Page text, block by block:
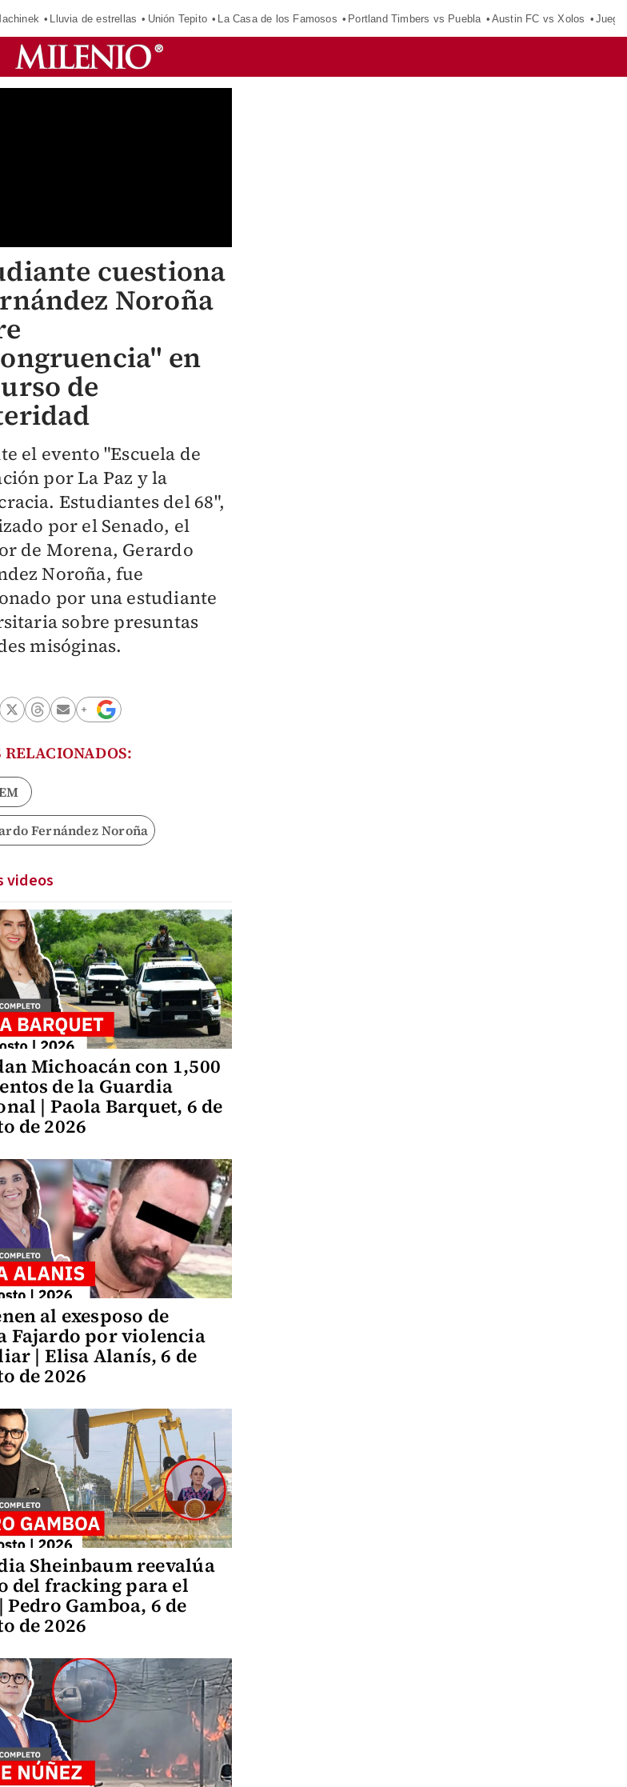
Lluvia de estrellas Unión Tepito La Casa de los Famosos Portland Timbers vs Puebla Austin FC vs Xolos
cuestiona
Noroña
en
de
el evento "Escuela de
por La Paz y la
Estudiantes del 68",
por el Senado, el
de Morena, Gerardo
Noroña, fue
por una estudiante
sobre presuntas
misóginas.
RELACIONADOS:
Fernández Noroña
videos
Michoacán con 1,500
de la Guardia
| Paola Barquet, 6 de
de 2026
al exesposo de
Fajardo por violencia
| Elisa Alanís, 6 de
de 2026
Sheinbaum reevalúa
del fracking para el
Pedro Gamboa, 6 de
de 2026